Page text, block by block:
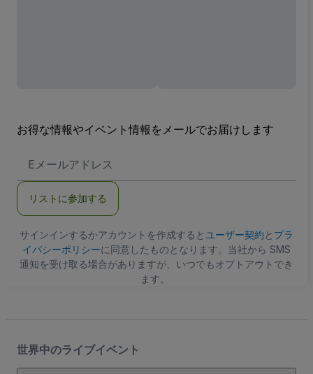
お得な情報やイベント情報をメールでお届けします
メ
ア
ス
リストに参加する
サインインするかアカウントを作成すると ユーザー契約と プラ
イバシーポリシーに同意したものとなります。当社から SMS
通知を受け取る場合がありますが、いつでもオプトアウトでき
ます。
世界中のライブイベント